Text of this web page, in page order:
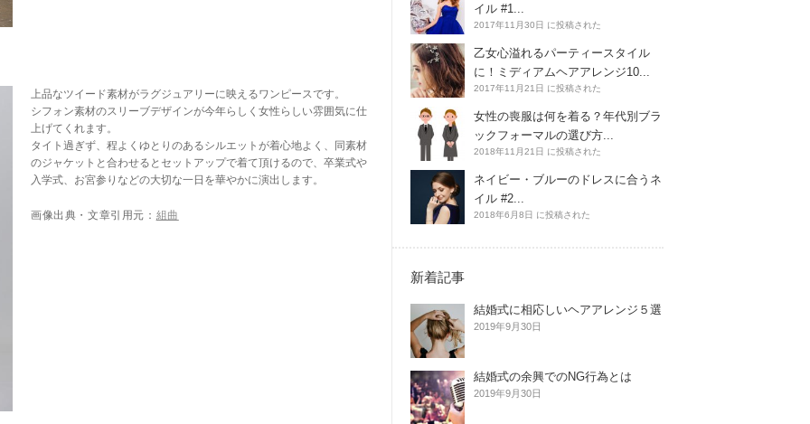
上品なツイード素材がラグジュアリーに映えるワンピースです。
シフォン素材のスリーブデザインが今年らしく女性らしい雰囲気に仕
上げてくれます。
タイト過ぎず、程よくゆとりのあるシルエットが着心地よく、同素材
のジャケットと合わせるとセットアップで着て頂けるので、卒業式や
入学式、お宮参りなどの大切な一日を華やかに演出します。
画像出典・文章引用元： 組曲
イル #1...
2017年11月30日 に投稿された
乙女心溢れるパーティースタイル
に！ミディアムヘアアレンジ10...
2017年11月21日 に投稿された
女性の喪服は何を着る？年代別ブラ
ックフォーマルの選び方...
2018年11月21日 に投稿された
ネイビー・ブルーのドレスに合うネ
イル #2...
2018年6月8日 に投稿された
新着記事
結婚式に相応しいヘアアレンジ５選
2019年9月30日
結婚式の余興でのNG行為とは
2019年9月30日